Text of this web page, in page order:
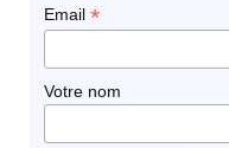
Email *
Votre nom